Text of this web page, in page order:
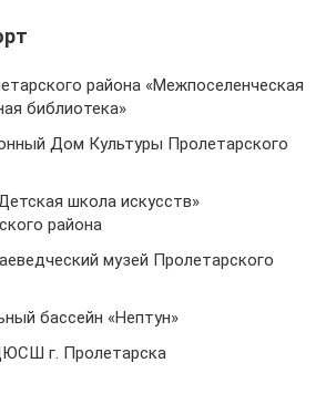
района «Межпоселенческая
библиотека»
Дом Культуры Пролетарского
школа искусств»
района
музей Пролетарского
бассейн «Нептун»
г. Пролетарска